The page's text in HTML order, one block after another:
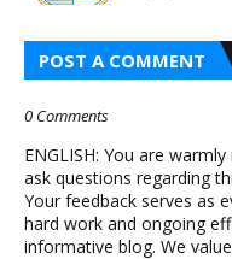
POST A COMMENT
0 Comments
ENGLISH: You are
ask questions regarding
Your feedback serves as
hard work and ongoing
informative blog. We